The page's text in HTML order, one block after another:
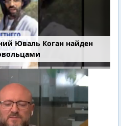
Юваль Коган найден